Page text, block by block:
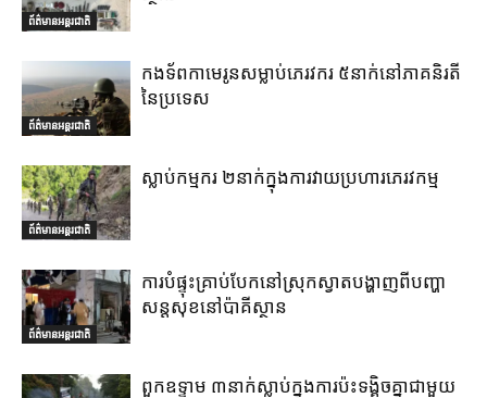
ព័ត៌មានអន្តរជាតិ
ព័ត៌មានអន្តរជាតិ
កងទ័ពកាមេរូនសម្លាប់ភេរវករ ៥នាក់នៅភាគនិរតី
នៃប្រទេស
ព័ត៌មានអន្តរជាតិ
ស្លាប់កម្មករ ២នាក់ក្នុងការវាយប្រហារភេរវកម្ម
ព័ត៌មានអន្តរជាតិ
ការបំផ្ទុះគ្រាប់បែកនៅស្រុកស្វាតបង្ហាញពីបញ្ហា
សន្តសុខនៅប៉ាគីស្ថាន
ពួកឧទ្ទាម ៣នាក់ស្លាប់ក្នុងការប៉ះទង្គិចគ្នាជាមួយ